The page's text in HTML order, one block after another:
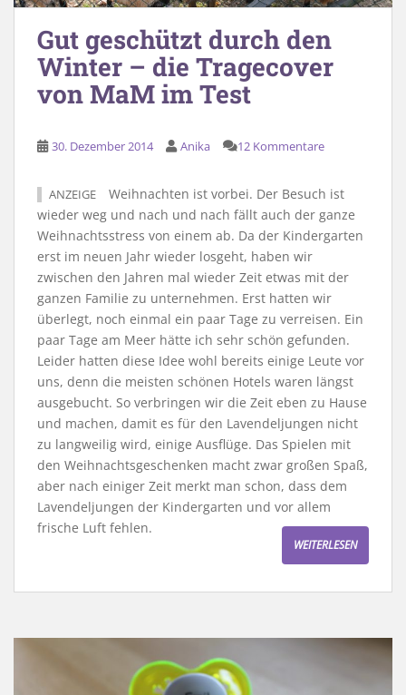
Gut geschützt durch den
Winter – die Tragecover
von MaM im Test
30. Dezember 2014 Anika 12 Kommentare
ANZEIGE
Weihnachten ist vorbei. Der Besuch ist
wieder weg und nach und nach fällt auch der ganze
Weihnachtsstress von einem ab. Da der Kindergarten
erst im neuen Jahr wieder losgeht, haben wir
zwischen den Jahren mal wieder Zeit etwas mit der
ganzen Familie zu unternehmen. Erst hatten wir
überlegt, noch einmal ein paar Tage zu verreisen. Ein
paar Tage am Meer hätte ich sehr schön gefunden.
Leider hatten diese Idee wohl bereits einige Leute vor
uns, denn die meisten schönen Hotels waren längst
ausgebucht. So verbringen wir die Zeit eben zu Hause
und machen, damit es für den Lavendeljungen nicht
zu langweilig wird, einige Ausflüge. Das Spielen mit
den Weihnachtsgeschenken macht zwar großen Spaß,
aber nach einiger Zeit merkt man schon, dass dem
Lavendeljungen der Kindergarten und vor allem
frische Luft fehlen.
WEITERLESEN